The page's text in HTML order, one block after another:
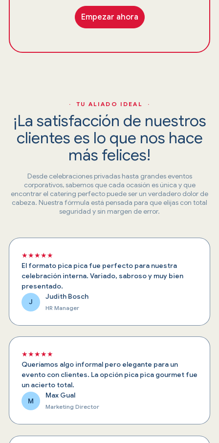
Empezar ahora
· TU ALIADO IDEAL ·
¡La satisfacción de nuestros
clientes es lo que nos hace
más felices!
Desde celebraciones privadas hasta grandes eventos
corporativos, sabemos que cada ocasión es única y que
encontrar el catering perfecto puede ser un verdadero dolor de
cabeza. Nuestra fórmula está pensada para que elijas con total
seguridad y sin margen de error.
★★★★★
El formato pica pica fue perfecto para nuestra
celebración interna. Variado, sabroso y muy bien
presentado.
J
Judith Bosch
HR Manager
★★★★★
Queríamos algo informal pero elegante para un
evento con clientes. La opción pica pica gourmet fue
un acierto total.
M
Max Gual
Marketing Director